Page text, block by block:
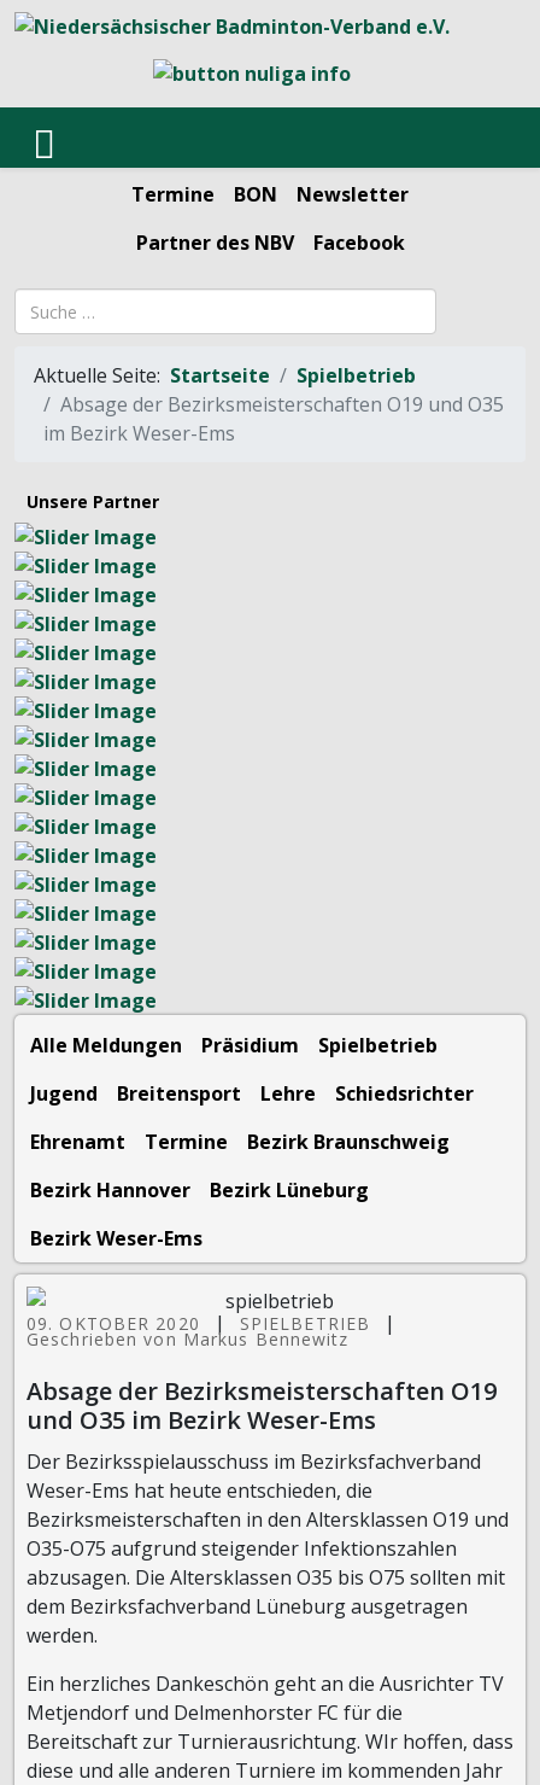
Termine BON
Newsletter
Partner des NBV
Facebook
Suchbegriff
Aktuelle Seite: Startseite
Spielbetrieb
Absage der Bezirksmeisterschaften O19 und O35
im Bezirk Weser-Ems
Unsere Partner
Alle Meldungen Präsidium
Spielbetrieb
Jugend
Breitensport Lehre
Schiedsrichter
Ehrenamt
Termine
Bezirk Braunschweig
Bezirk Hannover
Bezirk Lüneburg
Bezirk Weser-Ems
09. OKTOBER 2020 | SPIELBETRIEB |
Geschrieben von Markus Bennewitz
Absage der Bezirksmeisterschaften O19
und O35 im Bezirk Weser-Ems
Der Bezirksspielausschuss im Bezirksfachverband
Weser-Ems hat heute entschieden, die
Bezirksmeisterschaften in den Altersklassen O19 und
O35-O75 aufgrund steigender Infektionszahlen
abzusagen. Die Altersklassen O35 bis O75 sollten mit
dem Bezirksfachverband Lüneburg ausgetragen
werden.
Ein herzliches Dankeschön geht an die Ausrichter TV
Metjendorf und Delmenhorster FC für die
Bereitschaft zur Turnierausrichtung. WIr hoffen, dass
diese und alle anderen Turniere im kommenden Jahr